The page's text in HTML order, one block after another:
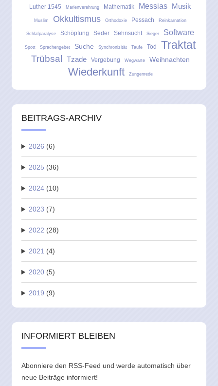
Luther 1545 Marienverehrung Mathematik Messias Musik
Muslim Okkultismus Orthodoxie Pessach Reinkarnation
Schlafparalyse Schöpfung Seder Sehnsucht Sieger Software
Spott Sprachengebet Suche Synchronizität Taufe Tod Traktat
Trübsal Tzade Vergebung Wegwarte Weihnachten
Wiederkunft Zungenrede
BEITRAGS-ARCHIV
2026 (6)
2025 (36)
2024 (10)
2023 (7)
2022 (28)
2021 (4)
2020 (5)
2019 (9)
INFORMIERT BLEIBEN
Abonniere den RSS-Feed und werde automatisch über
neue Beiträge informiert!